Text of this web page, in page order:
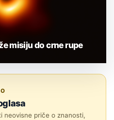
misiju do crne rupe
neovisne priče o znanosti,